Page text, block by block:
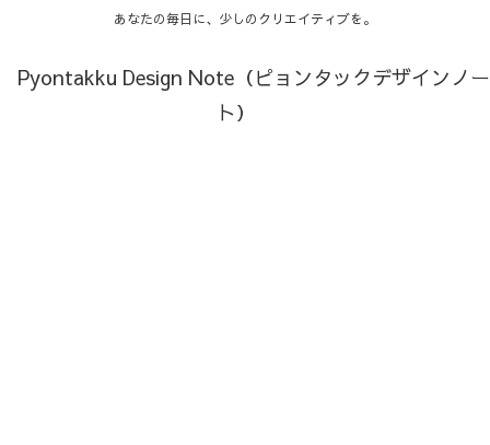
あなたの毎日に、少しのクリエイティブを。
Pyontakku Design Note（ピョンタックデザインノー
ト）